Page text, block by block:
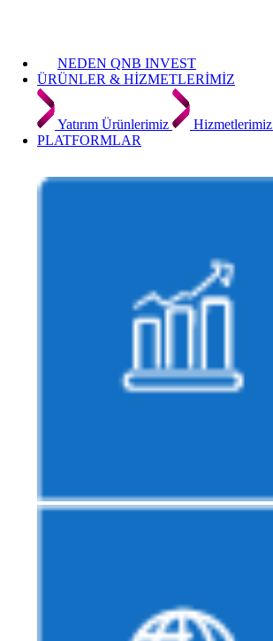
NEDEN QNB INVEST
ÜRÜNLER & HİZMETLERİMİZ
Yatırım Ürünlerimiz Hizmetlerimiz
PLATFORMLAR